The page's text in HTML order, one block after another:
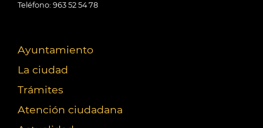
Teléfono: 963 52 54 78
Ayuntamiento
La ciudad
Trámites
Atención ciudadana